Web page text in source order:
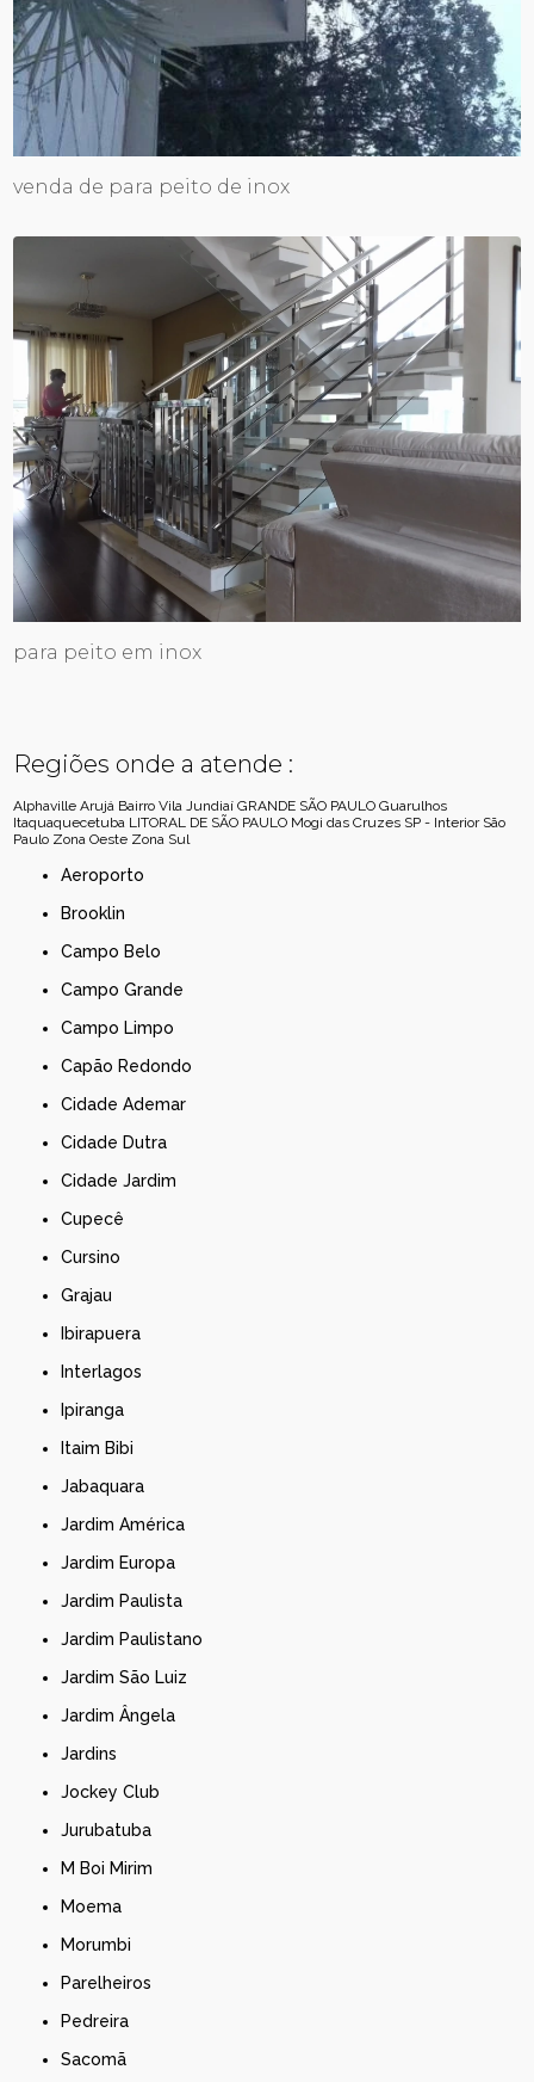
venda de para peito de inox
para peito em inox
Regiões onde a atende :
Alphaville Arujá Bairro Vila Jundiaí GRANDE SÃO PAULO Guarulhos
Itaquaquecetuba LITORAL DE SÃO PAULO Mogi das Cruzes SP - Interior São
Paulo Zona Oeste Zona Sul
Aeroporto
Brooklin
Campo Belo
Campo Grande
Campo Limpo
Capão Redondo
Cidade Ademar
Cidade Dutra
Cidade Jardim
Cupecê
Cursino
Grajau
Ibirapuera
Interlagos
Ipiranga
Itaim Bibi
Jabaquara
Jardim América
Jardim Europa
Jardim Paulista
Jardim Paulistano
Jardim São Luiz
Jardim Ângela
Jardins
Jockey Club
Jurubatuba
M Boi Mirim
Moema
Morumbi
Parelheiros
Pedreira
Sacomã